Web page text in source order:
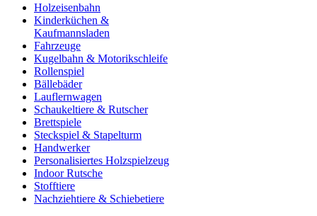
Holzeisenbahn
Kinderküchen &
Kaufmannsladen
Fahrzeuge
Kugelbahn & Motorikschleife
Rollenspiel
Bällebäder
Lauflernwagen
Schaukeltiere & Rutscher
Brettspiele
Steckspiel & Stapelturm
Handwerker
Personalisiertes Holzspielzeug
Indoor Rutsche
Stofftiere
Nachziehtiere & Schiebetiere